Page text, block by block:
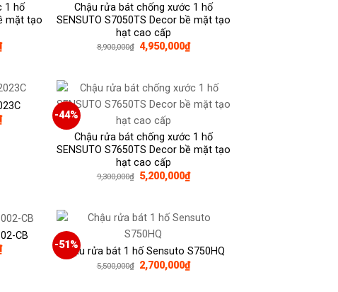
1 hố
mặt tạo
Giá
hiện
5,400,000₫.
Chậu rửa bát chống xước 1 hố
SENSUTO S7050TS Decor bề mặt tạo
hạt cao cấp
8,900,000₫ Giá
gốc
4,950,000₫Giá
hiện
4,950,000₫.
Giá
hiện
-44%
Chậu rửa bát chống xước 1 hố
SENSUTO S7650TS Decor bề mặt tạo
hạt cao cấp
9,300,000₫ Giá
gốc
5,200,000₫Giá
hiện
5,200,000₫.
CB
Giá
hiện
-51%
Chậu rửa bát 1 hố Sensuto S750HQ
5,500,000₫ Giá
gốc
2,700,000₫Giá
hiện